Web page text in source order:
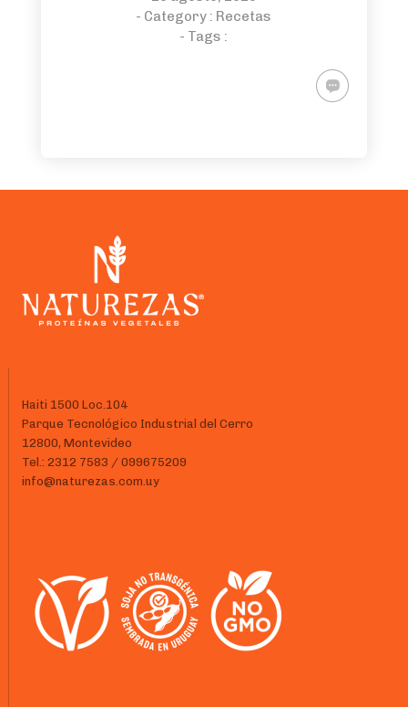
- Category : Recetas
- Tags :
Haiti 1500 Loc.104
Parque Tecnológico Industrial del Cerro
12800, Montevideo
Tel.: 2312 7583 / 099675209
info@naturezas.com.uy